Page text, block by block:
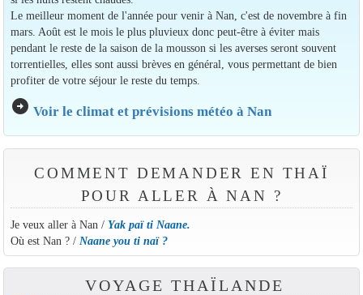
Le meilleur moment de l'année pour venir à Nan, c'est de novembre à fin
mars. Août est le mois le plus pluvieux donc peut-être à éviter mais
pendant le reste de la saison de la mousson si les averses seront souvent
torrentielles, elles sont aussi brèves en général, vous permettant de bien
profiter de votre séjour le reste du temps.
arrow_circle_right Voir le climat et prévisions météo à Nan
COMMENT DEMANDER EN THAÏ
POUR ALLER À NAN ?
Je veux aller à Nan / Yak paï ti Naane.
Où est Nan ? / Naane you ti naï ?
VOYAGE THAÏLANDE